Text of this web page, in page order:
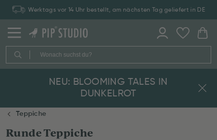
Werktags vor 14 Uhr bestellt, am nächsten Tag geliefert in DE
NEU: BLOOMING TALES IN
DUNKELROT
Teppiche
Runde Teppiche